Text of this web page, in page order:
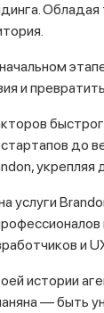
и
до
услуги
и
истории
— быть